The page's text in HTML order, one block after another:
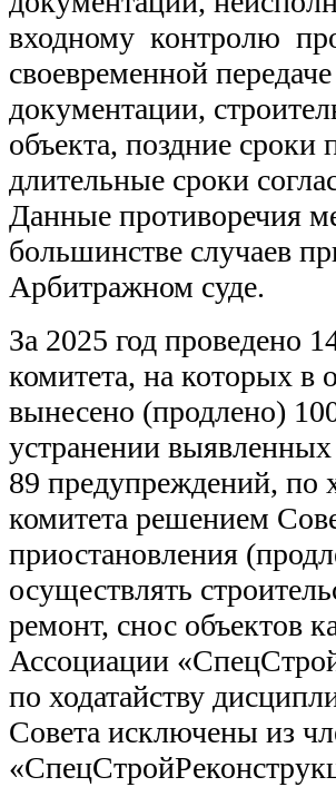
входному контролю
своевременной
документации,
объекта, поздние сроки
длительные сроки
Данные противоречия
большинстве случаев
Арбитражном суде.
За 2025 год проведено
комитета, на которых
вынесено (продлено)
устранении
89 предупреждений, по
комитета решением
приостановления
осуществлять
ремонт, снос объектов
Ассоциации
по ходатайству
Совета исключены из